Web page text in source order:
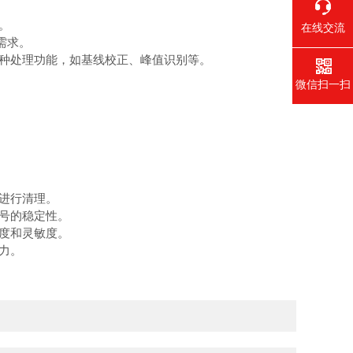
。
理功能，如基线校正、峰值识别等。
清理。
稳定性。
灵敏度。
。
在线交流
微信扫一扫